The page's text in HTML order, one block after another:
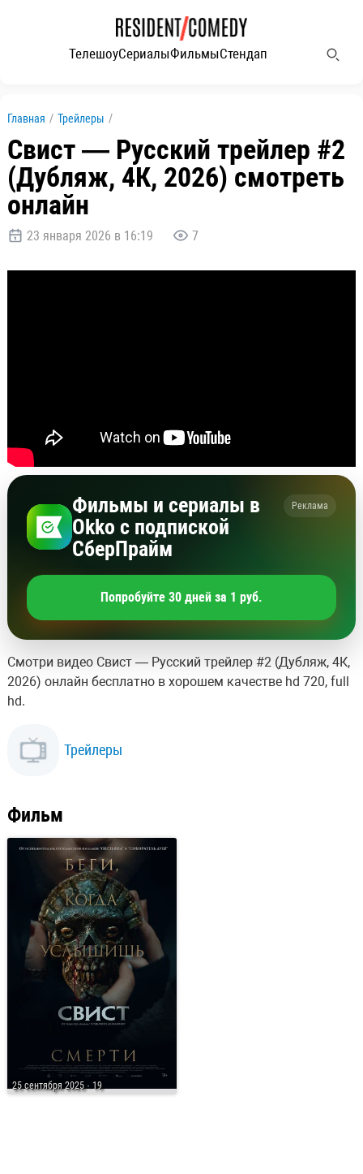
ТелешоуСериалыФильмыСтендап
Главная / Трейлеры /
Свист — Русский трейлер #2
(Дубляж, 4К, 2026) смотреть
онлайн
23 января 2026 в 16:19 7
Фильмы и сериалы в
Okko с подпиской
СберПрайм
Реклама
Попробуйте 30 дней за 1 руб.
Смотри видео Свист — Русский трейлер #2 (Дубляж, 4К,
2026) онлайн бесплатно в хорошем качестве hd 720, full
hd.
Трейлеры
Фильм
25 сентября 2025· 19